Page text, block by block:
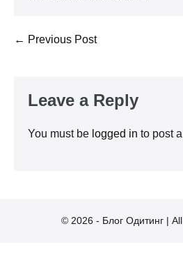
Post
← Previous Post
Leave a Reply
You must be logged in to post
© 2026 - Блог Одитинг |